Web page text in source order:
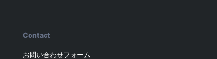
Contact
お問い合わせフォーム